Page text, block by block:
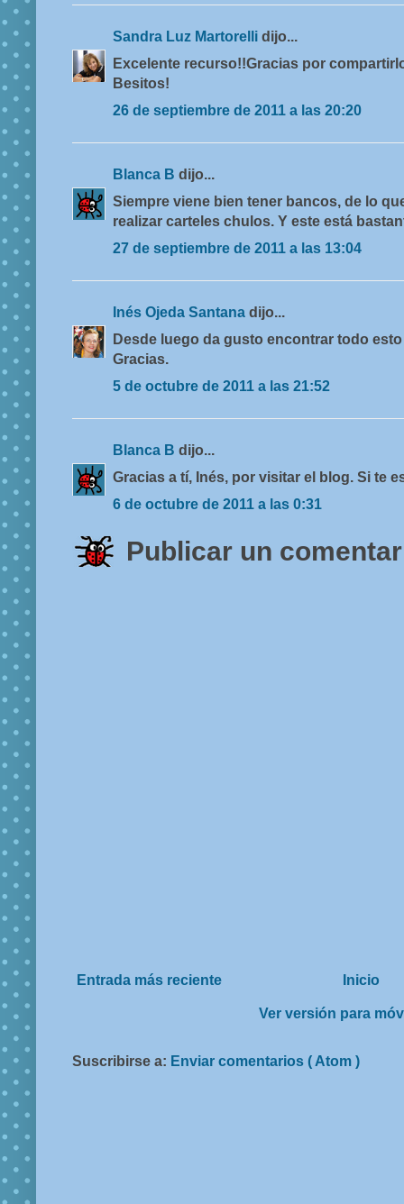
Sandra Luz Martorelli dijo...
Excelente recurso!!Gracias por
Besitos!
26 de septiembre de 2011 a las 20:20
Blanca B dijo...
Siempre viene bien tener bancos, de lo
realizar carteles chulos. Y este está
27 de septiembre de 2011 a las 13:04
Inés Ojeda Santana dijo...
Desde luego da gusto encontrar todo
Gracias.
5 de octubre de 2011 a las 21:52
Blanca B dijo...
Gracias a tí, Inés, por visitar el blog. Si te
6 de octubre de 2011 a las 0:31
Publicar un
Entrada más reciente Inicio
Ver versión para
Suscribirse a: Enviar comentarios ( Atom )